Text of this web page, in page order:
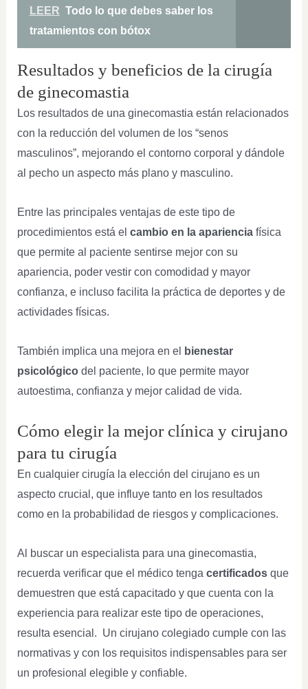
LEER Todo lo que debes saber los
tratamientos con bótox
Resultados y beneficios de la cirugía
de ginecomastia
Los resultados de una ginecomastia están relacionados
con la reducción del volumen de los “senos
masculinos”, mejorando el contorno corporal y dándole
al pecho un aspecto más plano y masculino.
Entre las principales ventajas de este tipo de
procedimientos está el cambio en la aparienciafísica
que permite al paciente sentirse mejor con su
apariencia, poder vestir con comodidad y mayor
confianza, e incluso facilita la práctica de deportes y de
actividades físicas.
También implica una mejora en el
bienestar
psicológico del paciente, lo que permite mayor
autoestima, confianza y mejor calidad de vida.
Cómo elegir la mejor clínica y cirujano
para tu cirugía
En cualquier cirugía la elección del cirujano es un
aspecto crucial, que influye tanto en los resultados
como en la probabilidad de riesgos y complicaciones.
Al buscar un especialista para una ginecomastia,
recuerda verificar que el médico tenga certificadosque
demuestren que está capacitado y que cuenta con la
experiencia para realizar este tipo de operaciones,
resulta esencial. Un cirujano colegiado cumple con las
normativas y con los requisitos indispensables para ser
un profesional elegible y confiable.